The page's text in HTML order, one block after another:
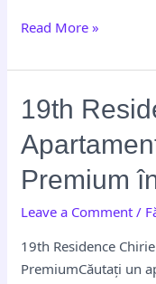
Read More »
19th
Premium
Leave a Comment /
19th Residence
PremiumCăutați un
19th
Residence
Chirie
–
Apartamente
Studiouri